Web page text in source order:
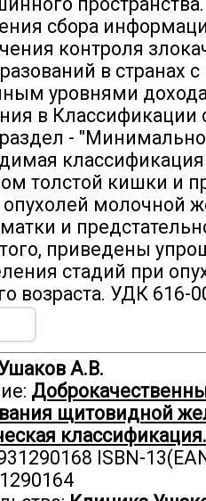
сбора
контроля
в странах
уровнями
в Классификации
- "Минимально
толстой кишки и
молочной
и
приведены
стадий при
возраста. УДК 616-
А.В.
щитовидной
классификация.
ISBN-